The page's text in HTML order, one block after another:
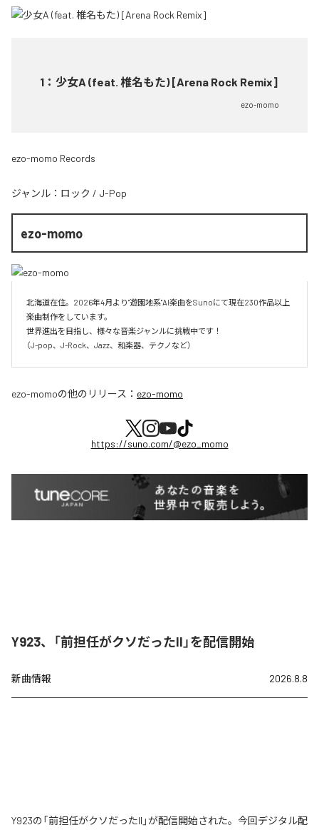
1 ： 少女A (feat. 椎名もた) [Arena Rock Remix]
ezo-momo
ezo-momo Records
ジャンル： ロック / J-Pop
ezo-momo
北海道在住。2026年4月より"遊園地系"AI楽曲をSunoにて現在230作品以上
楽曲制作をしています。
世界進出を目指し、様々な音楽ジャンルに挑戦中です！
（J-pop、J-Rock、Jazz、和楽器、テクノなど）
ezo-momoの他のリリース： ezo-momo
https://suno.com/@ezo_momo
Y923、「前担任がクソだったII」を配信開始
新曲情報 2026.8.8
Y923の「前担任がクソだったII」が配信開始された。今回デジタル配